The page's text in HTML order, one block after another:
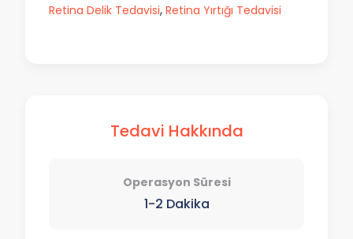
Retina Delik Tedavisi, Retina Yırtığı Tedavisi
Tedavi Hakkında
Operasyon Süresi
1-2 Dakika